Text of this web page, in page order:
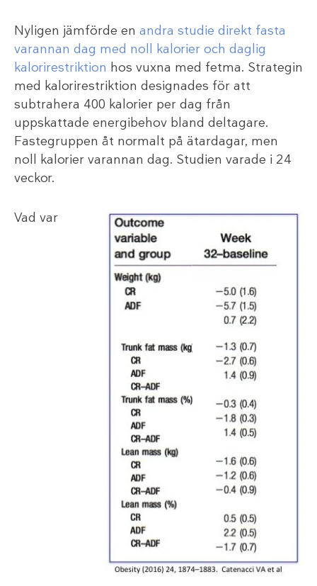
Nyligen jämförde en andra studie direkt fasta
varannan dag med noll kalorier och daglig
kalorirestriktion hos vuxna med fetma. Strategin
med kalorirestriktion designades för att
subtrahera 400 kalorier per dag från
uppskattade energibehov bland deltagare.
Fastegruppen åt normalt på ätardagar, men
noll kalorier varannan dag. Studien varade i 24
veckor.
Vad var